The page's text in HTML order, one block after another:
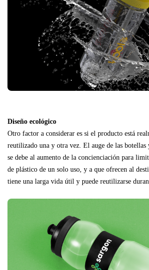
Diseño ecológico
Otro factor a considerar es si el producto está
reutilizado una y otra vez. El auge de las botellas
se debe al aumento de la concienciación para
de plástico de un solo uso, y a que ofrecen al
tiene una larga vida útil y puede reutilizarse